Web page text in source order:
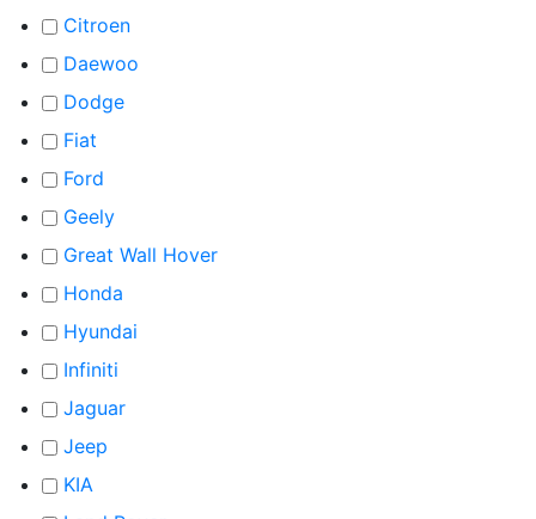
Citroen
Daewoo
Dodge
Fiat
Ford
Geely
Great Wall Hover
Honda
Hyundai
Infiniti
Jaguar
Jeep
KIA